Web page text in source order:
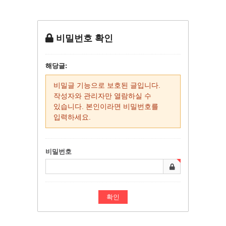
비밀번호 확인
해당글:
비밀글 기능으로 보호된 글입니다.
작성자와 관리자만 열람하실 수
있습니다. 본인이라면 비밀번호를
입력하세요.
비밀번호